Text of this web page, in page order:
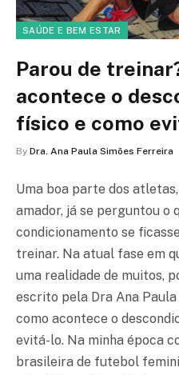
SAÚDE E BEM ESTAR
Parou de
acontece o
físico e como
By Dra. Ana Paula Simões Ferreira
Uma boa parte dos
amador, já se perguntou o
condicionamento se
treinar. Na atual fase em
uma realidade de muitos,
escrito pela Dra Ana
como acontece o
evitá-lo. Na minha época
brasileira de futebol